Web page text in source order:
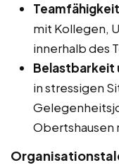
mit Kollegen,
innerhalb des
Belastbarkeit
in stressigen
Obertshausen